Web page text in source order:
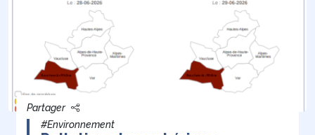
Partager
#Environnement